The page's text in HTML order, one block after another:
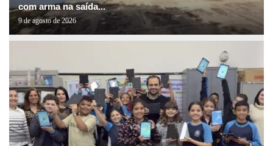
com arma na saída...
9 de agosto de 2026